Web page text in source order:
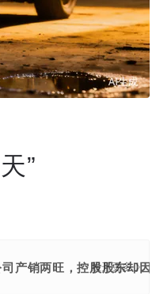
”
产销两旺，控股股东却
展开更多